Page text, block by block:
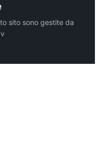
sito sono gestite da